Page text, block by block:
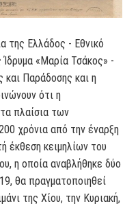
της Ελλάδος - Εθνικό
«Μαρία Τσάκος» -
και Παράδοσης και η
ότι η
πλαίσια των
χρόνια από την έναρξη
έκθεση κειμηλίων του
η οποία αναβλήθηκε δύο
θα πραγματοποιηθεί
της Χίου, την Κυριακή,